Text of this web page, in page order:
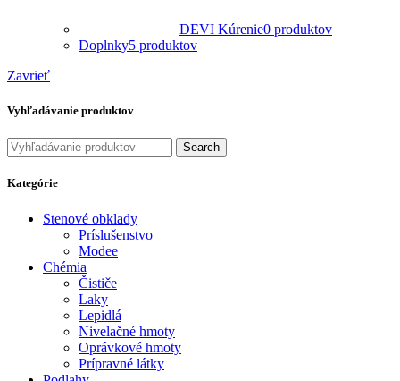
DEVI Kúrenie0 produktov
Doplnky5 produktov
Zavrieť
Vyhľadávanie produktov
Search
Kategórie
Stenové obklady
Príslušenstvo
Modee
Chémia
Čističe
Laky
Lepidlá
Nivelačné hmoty
Oprávkové hmoty
Prípravné látky